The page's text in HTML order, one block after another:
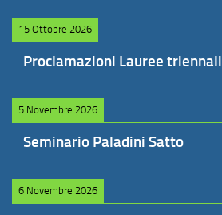
15 Ottobre 2026
Proclamazioni Lauree triennali
5 Novembre 2026
Seminario Paladini Satto
6 Novembre 2026